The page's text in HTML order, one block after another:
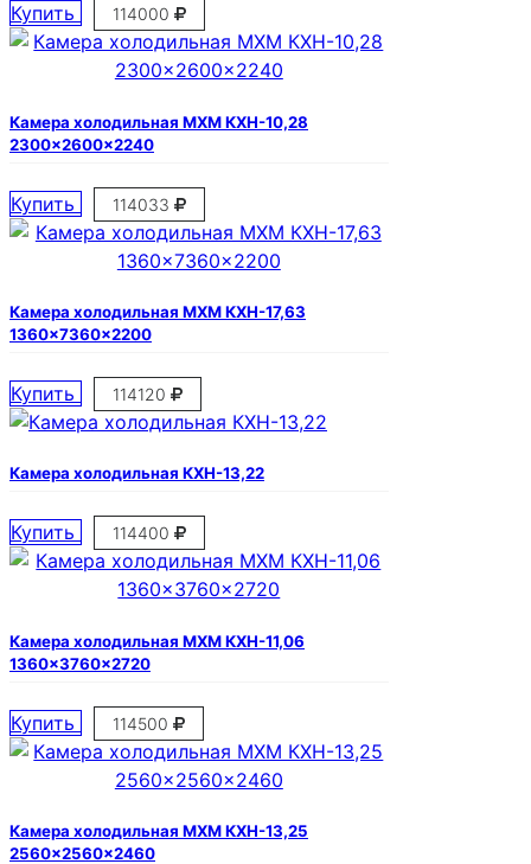
Купить 114000
Камера холодильная МХМ КХН-10,28
2300×2600×2240
Купить 114033
Камера холодильная МХМ КХН-17,63
1360×7360×2200
Купить 114120
Камера холодильная КХН-13,22
Купить 114400
Камера холодильная МХМ КХН-11,06
1360×3760×2720
Купить 114500
Камера холодильная МХМ КХН-13,25
2560×2560×2460